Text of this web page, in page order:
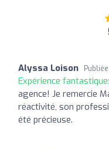
Alyssa Loison
Expérience fantastique:
agence! Je remercie
réactivité, son
été précieuse.